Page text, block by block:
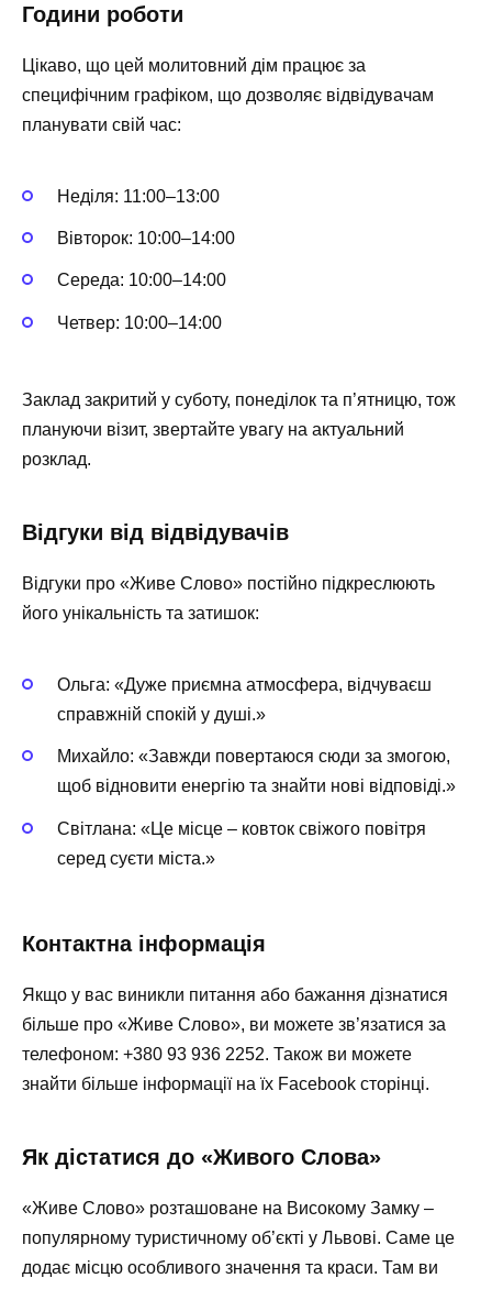
Години роботи
Цікаво, що цей молитовний дім працює за
специфічним графіком, що дозволяє відвідувачам
планувати свій час:
Неділя: 11:00–13:00
Вівторок: 10:00–14:00
Середа: 10:00–14:00
Четвер: 10:00–14:00
Заклад закритий у суботу, понеділок та п’ятницю, тож
плануючи візит, звертайте увагу на актуальний
розклад.
Відгуки від відвідувачів
Відгуки про «Живе Слово» постійно підкреслюють
його унікальність та затишок:
Ольга: «Дуже приємна атмосфера, відчуваєш
справжній спокій у душі.»
Михайло: «Завжди повертаюся сюди за змогою,
щоб відновити енергію та знайти нові відповіді.»
Світлана: «Це місце – ковток свіжого повітря
серед суєти міста.»
Контактна інформація
Якщо у вас виникли питання або бажання дізнатися
більше про «Живе Слово», ви можете зв’язатися за
телефоном: +380 93 936 2252. Також ви можете
знайти більше інформації на їх Facebook сторінці.
Як дістатися до «Живого Слова»
«Живе Слово» розташоване на Високому Замку –
популярному туристичному об’єкті у Львові. Саме це
додає місцю особливого значення та краси. Там ви